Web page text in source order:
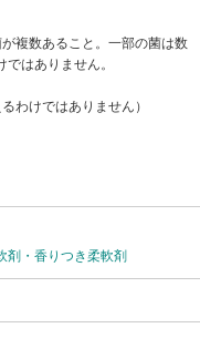
複数あること。一部の菌は数
はありません。
わけではありません）
剤・香りつき柔軟剤